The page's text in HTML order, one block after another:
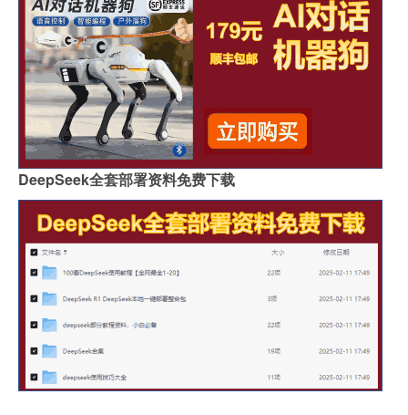
DeepSeek全套部署资料免费下载